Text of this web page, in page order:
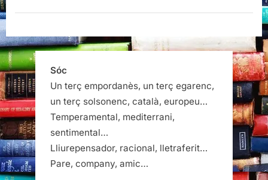
Sóc
Un terç empordanès, un terç egarenc,
un terç solsonenc, català, europeu…
Temperamental, mediterrani,
sentimental…
Lliurepensador, racional, lletraferit…
Pare, company, amic…